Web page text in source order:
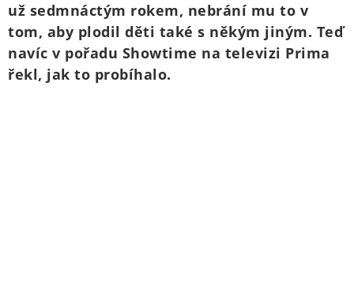
už sedmnáctým rokem, nebrání mu to v
tom, aby plodil děti také s někým jiným. Teď
navíc v pořadu Showtime na televizi Prima
řekl, jak to probíhalo.